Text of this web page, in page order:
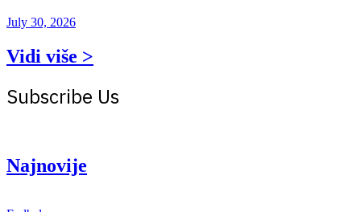
July 30, 2026
Vidi više >
Subscribe Us
Najnovije